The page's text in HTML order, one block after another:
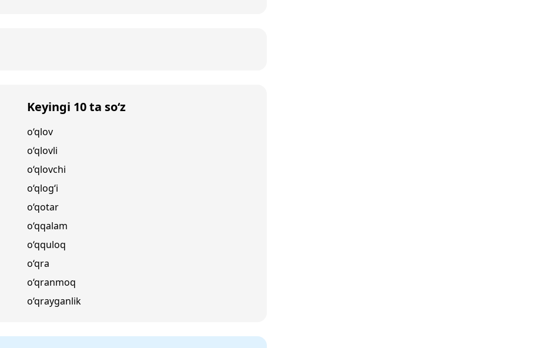
Keyingi 10 ta so‘z
o‘qlov
o‘qlovli
o‘qlovchi
o‘qlog‘i
o‘qotar
o‘qqalam
o‘qquloq
o‘qra
o‘qranmoq
o‘qrayganlik